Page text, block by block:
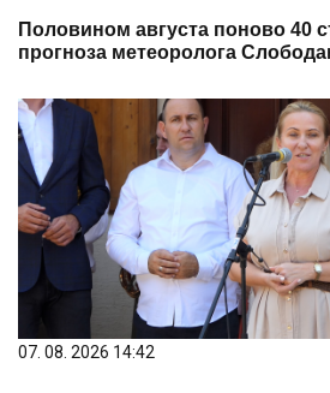
Половином августа поново 40
прогноза метеоролога
07. 08. 2026 14:42